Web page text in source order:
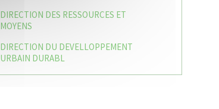
DIRECTION DES RESSOURCES ET
MOYENS
DIRECTION DU DEVELLOPPEMENT
URBAIN DURABL